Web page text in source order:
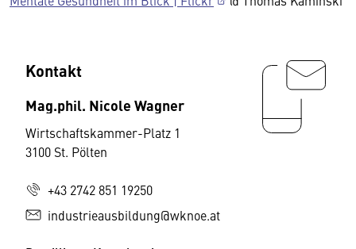
Kontakt
Mag.phil. Nicole Wagner
Wirtschaftskammer-Platz 1
3100 St. Pölten
+43 2742 851 19250
industrieausbildung@wknoe.at